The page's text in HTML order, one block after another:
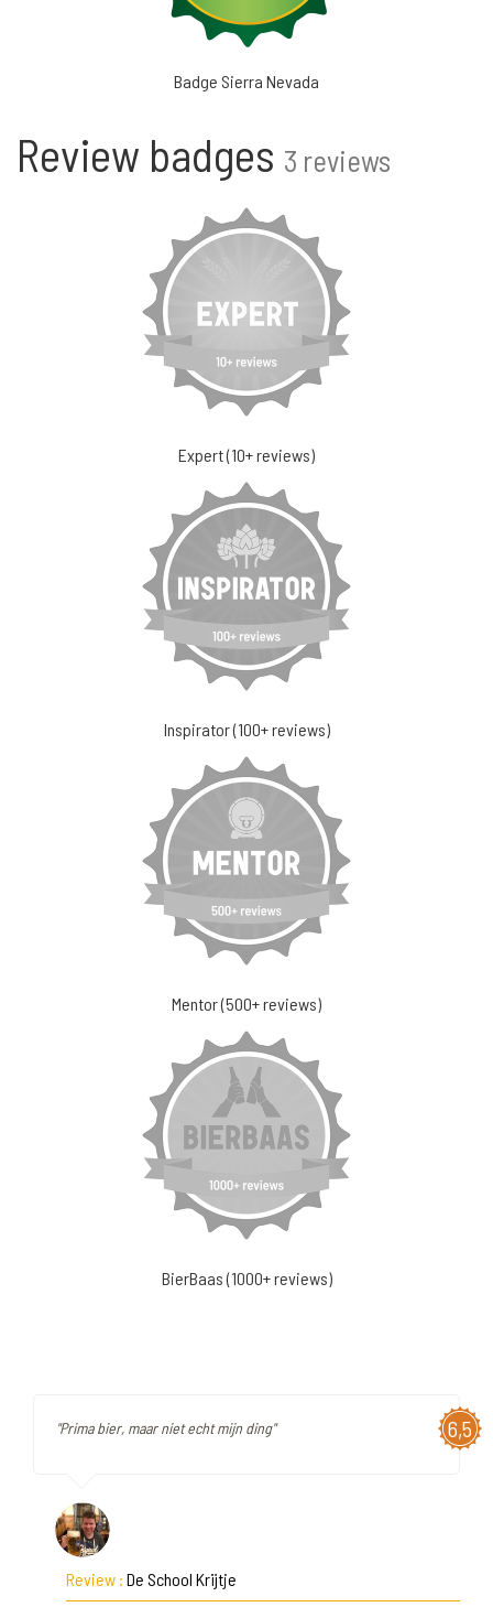
Badge Sierra Nevada
Review badges 3 reviews
Expert (10+ reviews)
Inspirator (100+ reviews)
Mentor (500+ reviews)
BierBaas (1000+ reviews)
6,5
"Prima bier, maar niet echt mijn ding"
Review : De School Krijtje